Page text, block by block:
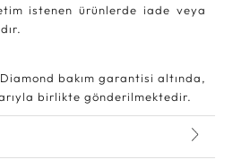
istenen ürünlerde iade veya
bakım garantisi altında,
birlikte gönderilmektedir.